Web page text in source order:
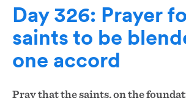
Day 326: Prayer
saints to be
one accord
Pray that the saints, on the